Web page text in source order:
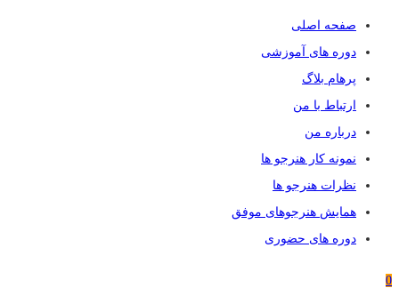
صفحه اصلی
دوره های آموزشی
پرهام بلاگ
ارتباط با من
درباره من
نمونه کار هنرجو ها
نظرات هنرجو ها
همایش هنرجوهای موفق
دوره های حضوری
0